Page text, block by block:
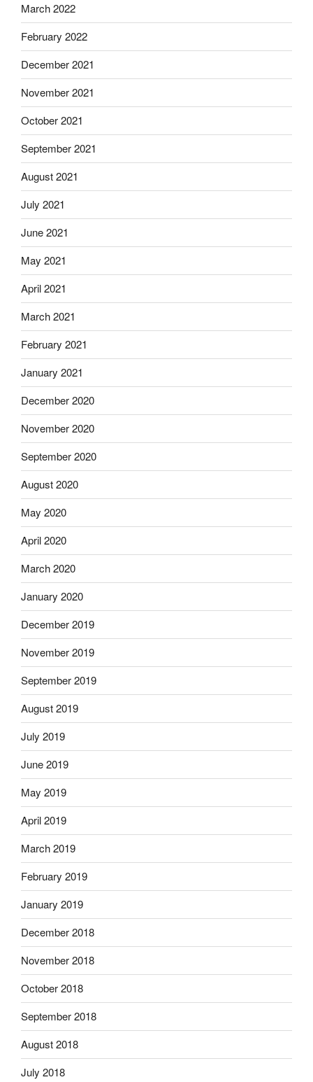
March 2022
February 2022
December 2021
November 2021
October 2021
September 2021
August 2021
July 2021
June 2021
May 2021
April 2021
March 2021
February 2021
January 2021
December 2020
November 2020
September 2020
August 2020
May 2020
April 2020
March 2020
January 2020
December 2019
November 2019
September 2019
August 2019
July 2019
June 2019
May 2019
April 2019
March 2019
February 2019
January 2019
December 2018
November 2018
October 2018
September 2018
August 2018
July 2018